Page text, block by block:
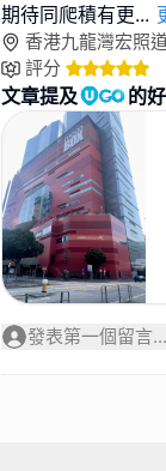
期待同爬積有更...
香港九龍灣宏照
評分
文章提及 的
發表第一個留言...